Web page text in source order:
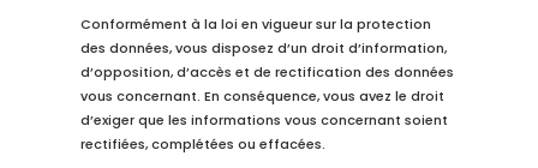
Conformément à la loi en vigueur sur la protection
des données, vous disposez d’un droit d’information,
d’opposition, d’accès et de rectification des données
vous concernant. En conséquence, vous avez le droit
d’exiger que les informations vous concernant soient
rectifiées, complétées ou effacées.